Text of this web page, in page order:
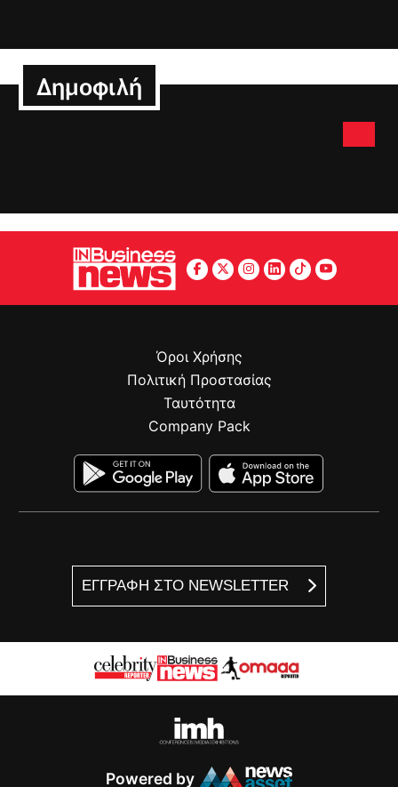
Δημοφιλή
ΕΓΓΡΑΦΗ ΣΤΟ NEWSLETTER
Όροι Χρήσης
Πολιτική Προστασίας
Ταυτότητα
Company Pack
Powered by